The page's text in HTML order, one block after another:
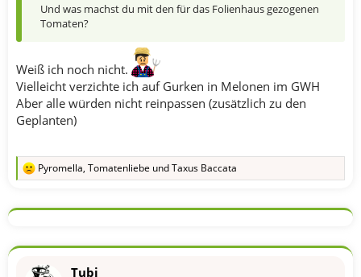
Und was machst du mit den für das Folienhaus gezogenen
Tomaten?
Weiß ich noch nicht.
Vielleicht verzichte ich auf Gurken in Melonen im GWH
Aber alle würden nicht reinpassen (zusätzlich zu den
Geplanten)
R
k
o
Pyromella, Tomatenliebe undTaxus Baccata
Tubi